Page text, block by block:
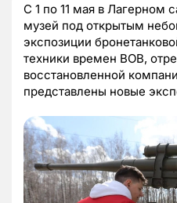
С 1 по 11 мая в Лагерном
музей под открытым
экспозиции
техники времен ВОВ,
восстановленной
представлены новые